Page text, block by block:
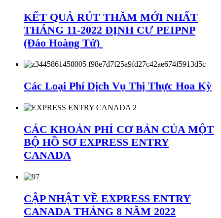
KẾT QUẢ RÚT THĂM MỚI NHẤT
THÁNG 11-2022 ĐỊNH CƯ PEIPNP
(Đảo Hoàng Tử)
Các Loại Phí Dịch Vụ Thị Thực Hoa Kỳ
CÁC KHOẢN PHÍ CƠ BẢN CỦA MỘT
BỘ HỒ SƠ EXPRESS ENTRY
CANADA
CẬP NHẬT VỀ EXPRESS ENTRY
CANADA THÁNG 8 NĂM 2022